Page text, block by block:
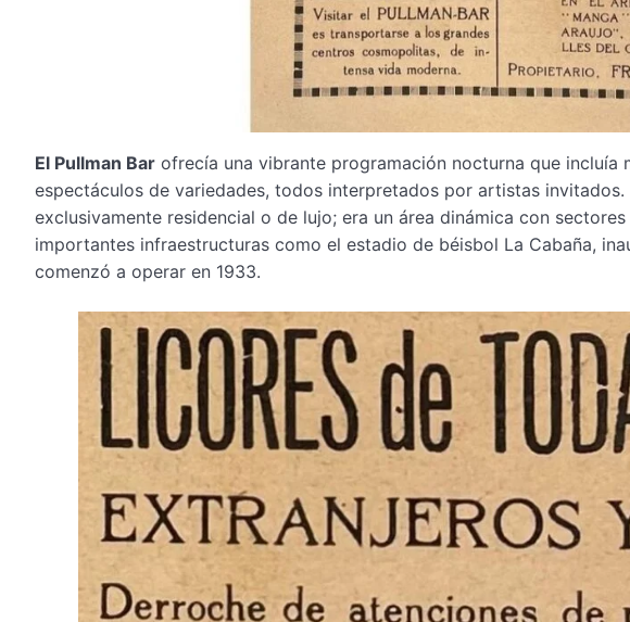
El Pullman Bar ofrecía una vibrante programación nocturna que incluía
espectáculos de variedades, todos interpretados por artistas invitados.
exclusivamente residencial o de lujo; era un área dinámica con
importantes infraestructuras como el estadio de béisbol La Cabaña,
comenzó a operar en 1933.